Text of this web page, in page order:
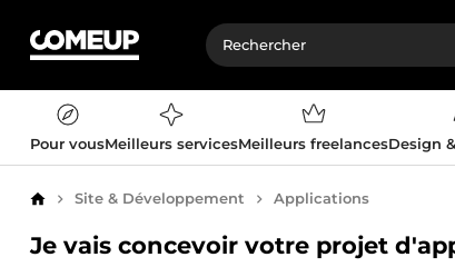
Pour vousMeilleurs servicesMeilleurs freelancesDesign
AccueilSite & Développement Applications
Je vais concevoir votre projet